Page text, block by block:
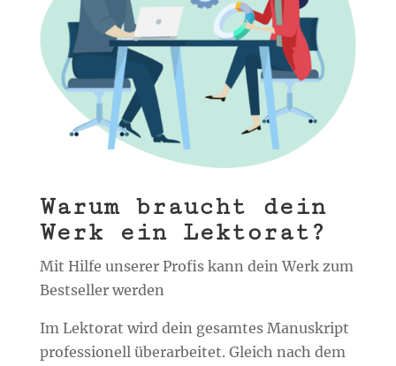
Warum braucht dein
Werk ein Lektorat?
Mit Hilfe unserer Profis kann dein Werk zum
Bestseller werden
Im Lektorat wird dein gesamtes Manuskript
professionell überarbeitet. Gleich nach dem